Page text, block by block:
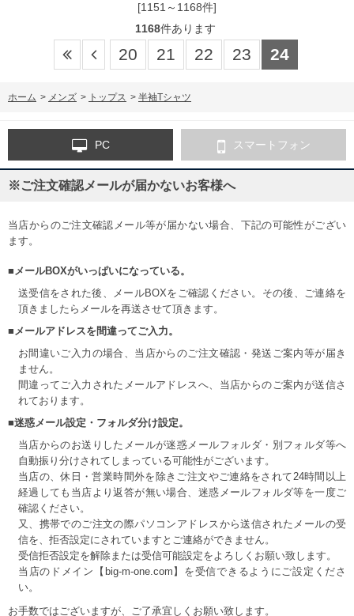
[1151～1168件]
1168件あります
20 21 22 23 24
ホーム > メンズ > トップス > 半袖Tシャツ
PC スマートフォン
※ご注文確認メールが届かないお客様へ
当店からのご注文確認メール等が届かない場合、下記の可能性がござい
ます。
■メールBOXがいっぱいになっている。
送受信をされた後、メールBOXをご確認ください。その後、ご連絡を
頂きましたらメールを再送させて頂きます。
■メールアドレスを間違ってご入力。
お間違いご入力の場合、当店からのご注文確認・発送ご案内等が届き
ません。
間違ってご入力されたメールアドレスへ、当店からのご案内が送信さ
れております。
■迷惑メール設定・フォルダ分け設定。
当店からのお送りしたメールが迷惑メールフォルダ・別フォルダ等へ
自動振り分けされてしまっている可能性がございます。
当店の、休日・営業時間外を除きご注文やご連絡をされて24時間以上
経過しても当店より返答が無い場合、迷惑メールフォルダ等を一度ご
確認ください。
又、携帯でのご注文の際パソコンアドレスから送信されたメールの受
信を、拒否設定にされていますとご連絡ができません。
受信拒否設定を解除または受信可能設定をよろしくお願い致します。
当店のドメイン【big-m-one.com】を受信できるようにご設定くださ
い。
お手数ではございますが、ご了承宜しくお願い致します。